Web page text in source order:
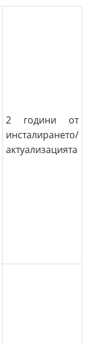
2 години от
инсталирането/
актуализацията